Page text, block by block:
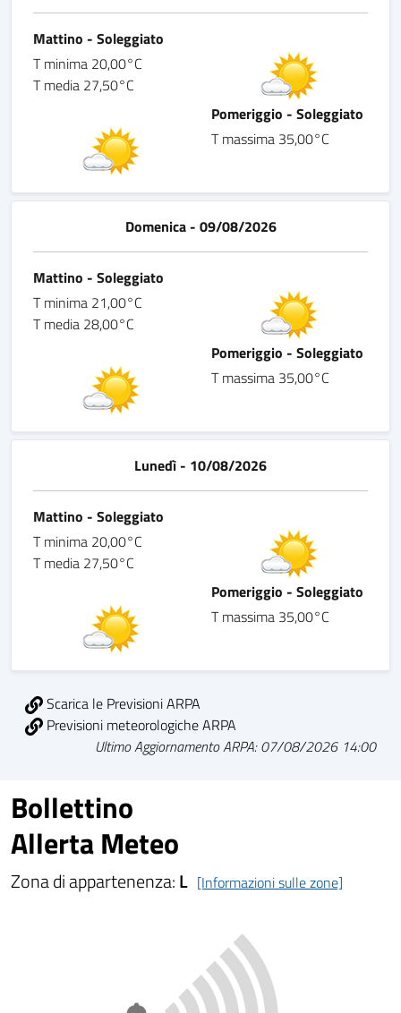
Mattino - Soleggiato
T minima 20,00°C
T media 27,50°C
Pomeriggio - Soleggiato
T massima 35,00°C
Domenica - 09/08/2026
Mattino - Soleggiato
T minima 21,00°C
T media 28,00°C
Pomeriggio - Soleggiato
T massima 35,00°C
Lunedì - 10/08/2026
Mattino - Soleggiato
T minima 20,00°C
T media 27,50°C
Pomeriggio - Soleggiato
T massima 35,00°C
Scarica le Previsioni ARPA
Previsioni meteorologiche ARPA
Ultimo Aggiornamento ARPA: 07/08/2026 14:00
Bollettino
Allerta Meteo
Zona di appartenenza:L [Informazioni sulle zone]